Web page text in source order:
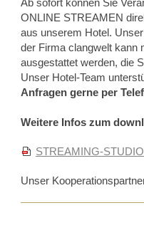
ONLINE STREAMEN
aus unserem Hotel.
der Firma clangwelt kann
ausgestattet werden, die
Unser Hotel-Team
Anfragen gerne per
Weitere Infos zum
STREAMING-
Unser